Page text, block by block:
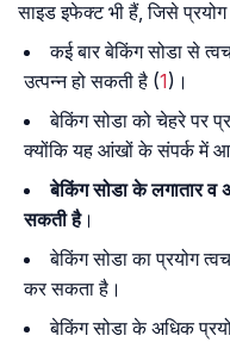
साइड इफेक्ट भी हैं, जिसे
कई बार बेकिंग सोडा से
उत्पन्न हो सकती है (1)।
बेकिंग सोडा को चेहरे पर
क्योंकि यह आंखों के संपर्क में
बेकिंग सोडा के लगातार व
सकती है।
बेकिंग सोडा का प्रयोग
कर सकता है।
बेकिंग सोडा के अधिक